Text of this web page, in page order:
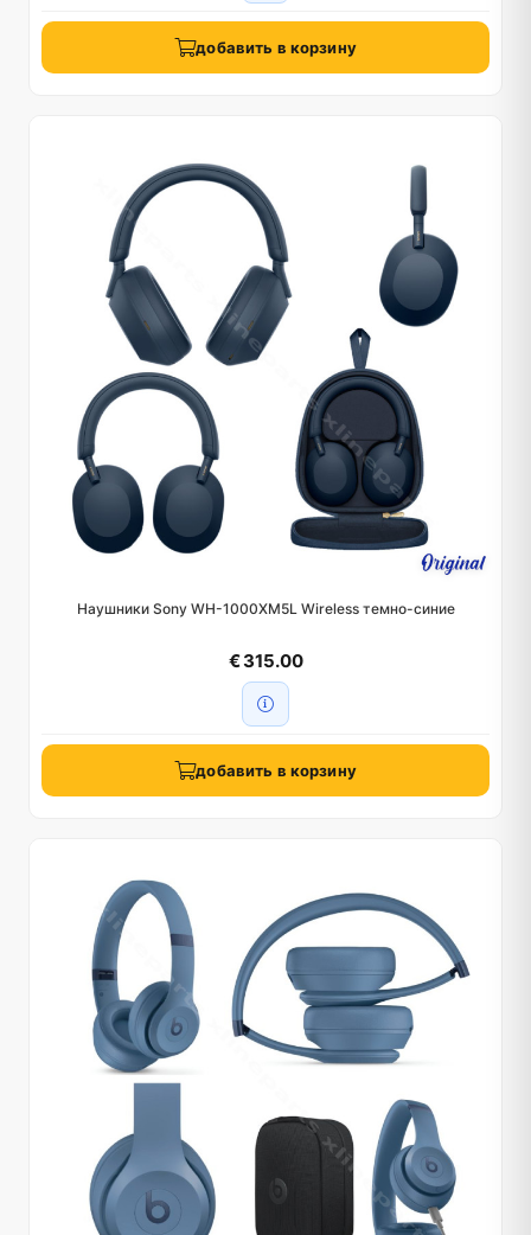
добавить в корзину
Наушники Sony WH-1000XM5L Wireless темно-синие
€ 315.00
добавить в корзину